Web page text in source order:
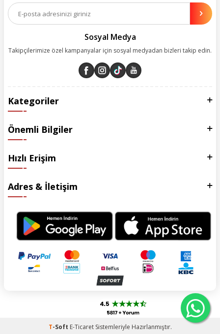
olanakları sunuyoruz. Çalışmalarımızı müşterilerimizin memnuniyetini
esas alarak yürütüyoruz.
Sosyal Medya
Takipçilerimize özel kampanyalar için sosyal medyadan bizleri takip edin.
Kategoriler
Önemli Bilgiler
Hızlı Erişim
Adres & İletişim
T-Soft E-TicaretSistemleriyle Hazırlanmıştır.